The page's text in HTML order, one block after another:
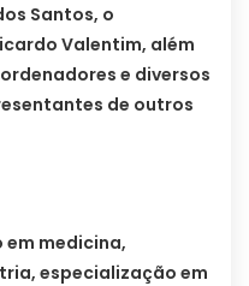
Santos, o
Valentim, além
e diversos
de outros
em medicina,
especialização em